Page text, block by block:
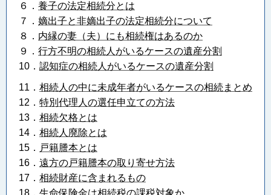
６． 養子の法定相続分とは
７． 嫡出子と非嫡出子の法定相続分について
８． 内縁の妻（夫）にも相続権はあるのか
９． 行方不明の相続人がいるケースの遺産分割
10． 認知症の相続人がいるケースの遺産分割
11． 相続人の中に未成年者がいるケースの相続まとめ
12． 特別代理人の選任申立ての方法
13． 相続欠格とは
14． 相続人廃除とは
15． 戸籍謄本とは
16． 遠方の戸籍謄本の取り寄せ方法
17． 相続財産に含まれるもの
18 ． 生命保険金は相続税の課税対象か